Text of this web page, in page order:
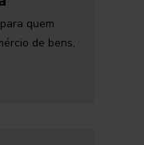
quem
de bens,